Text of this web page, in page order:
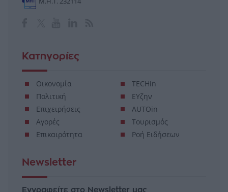
Κατηγορίες
Οικονομία
Πολιτική
Επιχειρήσεις
Αγορές
TECHin
ΕΥζην
AUTOin
Τουρισμός
Newsletter